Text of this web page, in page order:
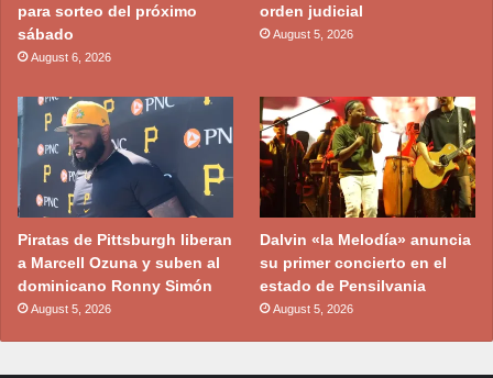
para sorteo del próximo
sábado
August 6, 2026
orden judicial
August 5, 2026
Piratas de Pittsburgh liberan
a Marcell Ozuna y suben al
dominicano Ronny Simón
August 5, 2026
Dalvin «la Melodía» anuncia
su primer concierto en el
estado de Pensilvania
August 5, 2026